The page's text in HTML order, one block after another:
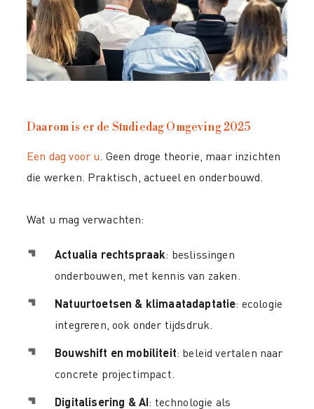
Daarom is er de Studiedag Omgeving 2025
Een dag voor u . Geen droge theorie, maar inzichten
die werken. Praktisch, actueel en onderbouwd.
Wat u mag verwachten:
Actualia rechtspraak: beslissingen
onderbouwen, met kennis van zaken.
Natuurtoetsen & klimaatadaptatie: ecologie
integreren, ook onder tijdsdruk.
Bouwshift en mobiliteit: beleid vertalen naar
concrete projectimpact.
Digitalisering & AI: technologie als